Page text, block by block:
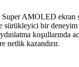
AMOLED ekran
sürükleyici bir deneyim
koşullarında
netlik kazandırır.